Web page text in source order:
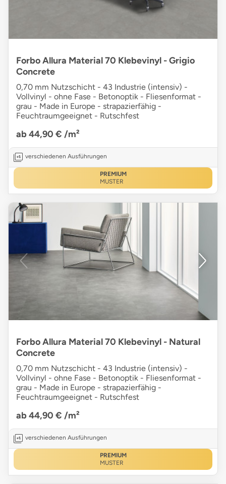
Forbo Allura Material 70 Klebevinyl - Grigio
Concrete
0,70 mm Nutzschicht - 43 Industrie (intensiv) -
Vollvinyl - ohne Fase - Betonoptik - Fliesenformat -
grau - Made in Europe - strapazierfähig -
Feuchtraumgeeignet - Rutschfest
ab 44,90 € /m²
verschiedenen Ausführungen
PREMIUM
MUSTER
Forbo Allura Material 70 Klebevinyl - Natural
Concrete
0,70 mm Nutzschicht - 43 Industrie (intensiv) -
Vollvinyl - ohne Fase - Betonoptik - Fliesenformat -
grau - Made in Europe - strapazierfähig -
Feuchtraumgeeignet - Rutschfest
ab 44,90 € /m²
verschiedenen Ausführungen
PREMIUM
MUSTER